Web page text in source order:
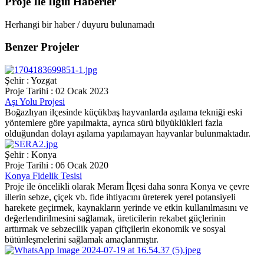
Herhangi bir haber / duyuru bulunamadı
Benzer Projeler
Şehir : Yozgat
Proje Tarihi : 02 Ocak 2023
Aşı Yolu Projesi
Boğazlıyan ilçesinde küçükbaş hayvanlarda aşılama tekniği eski
yöntemlere göre yapılmakta, ayrıca sürü büyüklükleri fazla
olduğundan dolayı aşılama yapılamayan hayvanlar bulunmaktadır.
Şehir : Konya
Proje Tarihi : 06 Ocak 2020
Konya Fidelik Tesisi
Proje ile öncelikli olarak Meram İlçesi daha sonra Konya ve çevre
illerin sebze, çiçek vb. fide ihtiyacını üreterek yerel potansiyeli
harekete geçirmek, kaynakların yerinde ve etkin kullanılmasını ve
değerlendirilmesini sağlamak, üreticilerin rekabet güçlerinin
arttırmak ve sebzecilik yapan çiftçilerin ekonomik ve sosyal
bütünleşmelerini sağlamak amaçlanmıştır.